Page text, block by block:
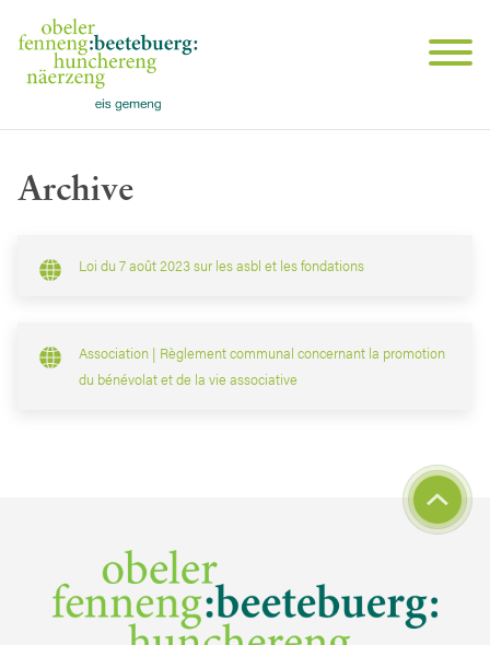
Archive
Loi du 7 août 2023 sur les asbl et les fondations
Association | Règlement communal concernant la promotion
du bénévolat et de la vie associative